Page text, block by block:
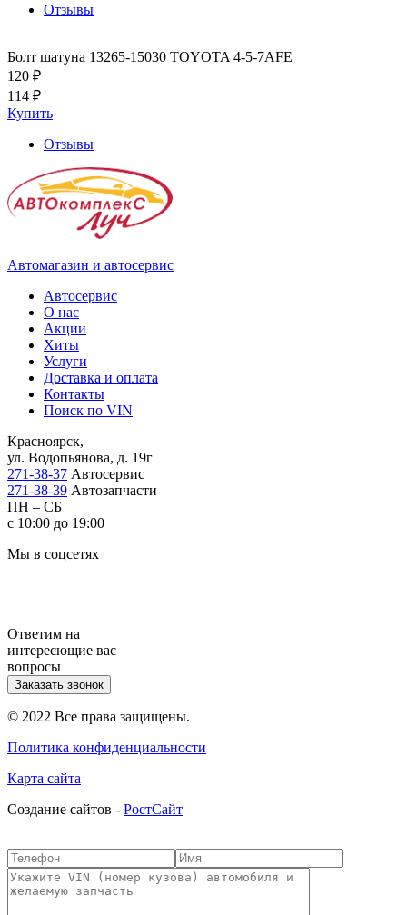
Отзывы
Болт шатуна 13265-15030 TOYOTA 4-5-7AFE
120 ₽
114 ₽
Купить
Отзывы
Автомагазин и автосервис
Автосервис
О нас
Акции
Хиты
Услуги
Доставка и оплата
Контакты
Поиск по VIN
Красноярск,
ул. Водопьянова, д. 19г
271-38-37 Автосервис
271-38-39 Автозапчасти
ПН – СБ
с 10:00 до 19:00
Мы в соцсетях
Ответим на
интересющие вас
вопросы
Заказать звонок
© 2022 Все права защищены.
Политика конфиденциальности
Карта сайта
Cоздание сайтов - РостСайт